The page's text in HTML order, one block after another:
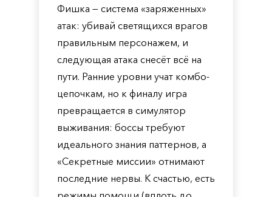
Фишка — система «заряженных»
атак: убивай светящихся врагов
правильным персонажем, и
следующая атака снесёт всё на
пути. Ранние уровни учат комбо-
цепочкам, но к финалу игра
превращается в симулятор
выживания: боссы требуют
идеального знания паттернов, а
«Секретные миссии» отнимают
последние нервы. К счастью, есть